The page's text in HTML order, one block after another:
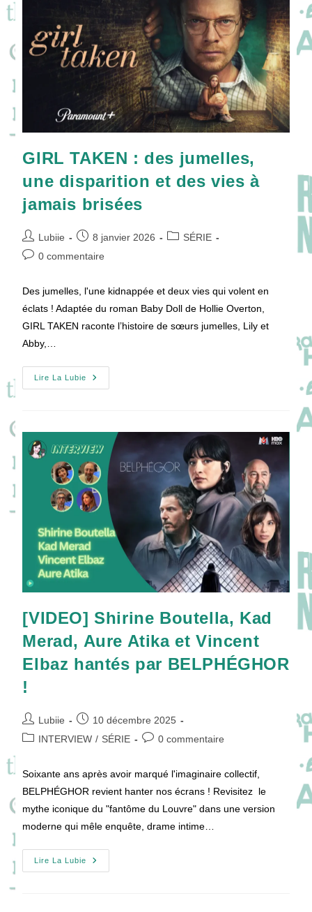
Met
Sur
La
Même
Fréquence
!
GIRL TAKEN : des jumelles,
une disparition et des vies à
jamais brisées
Auteur/autrice
de
Lubiie
Publication
publiée :
8 janvier 2026
PostSÉRIE
Commentaires
publication :
0 commentaire
Des jumelles, l'une kidnappée et deux vies qui volent en
éclats ! Adaptée du roman Baby Doll de Hollie Overton,
GIRL TAKEN raconte l’histoire de sœurs jumelles, Lily et
Abby,…
Lire La Lubie
GIRL
TAKEN
Disparition
Et
Des
Vies
À
Jamais
Brisées
[VIDEO] Shirine Boutella, Kad
Merad, Aure Atika et Vincent
Elbaz hantés par BELPHÉGHOR
!
Auteur/autrice
de
Lubiie
Publication
publiée :
10 décembre 2025
PostINTERVIEW / SÉRIE
Commentaires
publication :
0 commentaire
Soixante ans après avoir marqué l'imaginaire collectif,
BELPHÉGHOR revient hanter nos écrans ! Revisitez le
mythe iconique du "fantôme du Louvre" dans une version
moderne qui mêle enquête, drame intime…
Lire La Lubie
[VIDEO]
Shirine